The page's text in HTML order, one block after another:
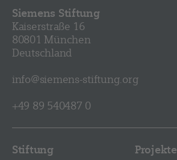
Siemens Stiftung
Kaiserstraße 16
80801 München
Deutschland
info@siemens-stiftung.org
+49 89 540487 0
Stiftung Projekte